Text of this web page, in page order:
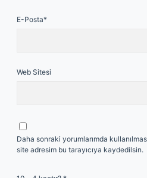
E-Posta*
Web Sitesi
Daha sonraki yorumlarımda
site adresim bu tarayıcıya kaydedilsin.